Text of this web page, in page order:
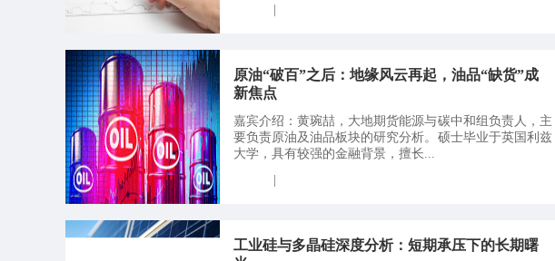
原油“破百”之后：地缘风云再起，油品“缺货”成
新焦点
嘉宾介绍：黄琬喆，大地期货能源与碳中和组负责人，主
要负责原油及油品板块的研究分析。硕士毕业于英国利兹
大学，具有较强的金融背景，擅长...
工业硅与多晶硅深度分析：短期承压下的长期曙